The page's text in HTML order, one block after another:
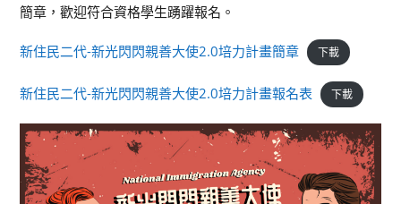
簡章，歡迎符合資格學生踴躍報名。
新住民二代-新光閃閃親善大使2.0培力計畫簡章 下載
新住民二代-新光閃閃親善大使2.0培力計畫報名表 下載